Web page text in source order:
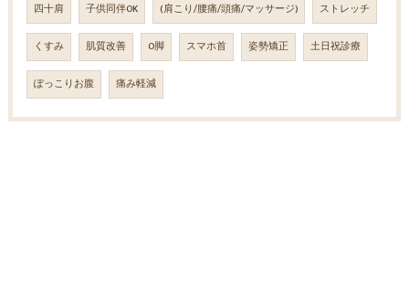
四十肩 子供同伴OK (肩こり/腰痛/頭痛/マッサージ) ストレッチ
くすみ 肌質改善 O脚 スマホ首 姿勢矯正 土日祝診療
ぽっこりお腹 痛み軽減